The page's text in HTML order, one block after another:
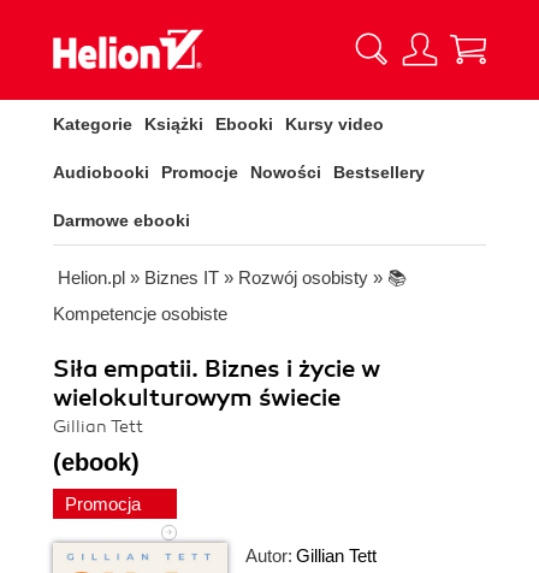
Kategorie Książki Ebooki Kursy video
Audiobooki Promocje Nowości Bestsellery
Darmowe ebooki
Helion.pl » Biznes IT » Rozwój osobisty » 📚
Kompetencje osobiste
Siła empatii. Biznes i życie w
wielokulturowym świecie
Gillian Tett
(ebook)
Promocja
Autor: Gillian Tett